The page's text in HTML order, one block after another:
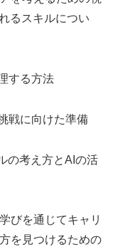
るスキルについ
する方法
戦に向けた準備
の考え方とAIの活
びを通じてキャリ
を見つけるための